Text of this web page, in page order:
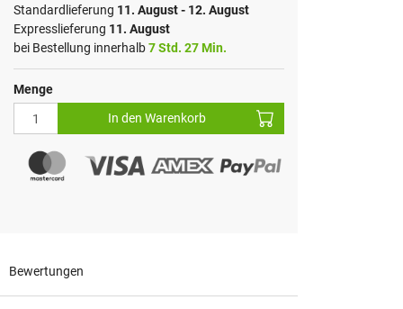
Standardlieferung 11. August - 12. August
Expresslieferung 11. August
bei Bestellung innerhalb7 Std. 27 Min.
Menge
In den Warenkorb
Bewertungen